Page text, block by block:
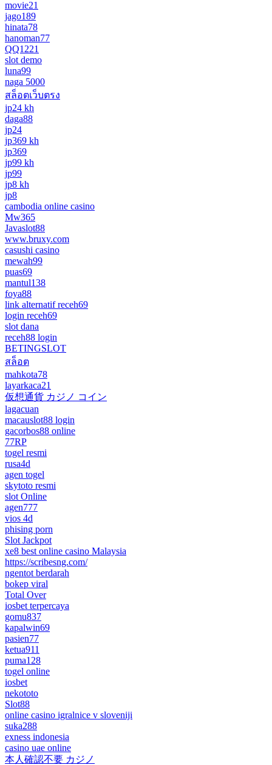
movie21
jago189
hinata78
hanoman77
QQ1221
slot demo
luna99
naga 5000
สล็อตเว็บตรง
jp24 kh
daga88
jp24
jp369 kh
jp369
jp99 kh
jp99
jp8 kh
jp8
cambodia online casino
Mw365
Javaslot88
www.bruxy.com
casushi casino
mewah99
puas69
mantul138
foya88
link alternatif receh69
login receh69
slot dana
receh88 login
BETINGSLOT
สล็อต
mahkota78
layarkaca21
仮想通貨 カジノ コイン
lagacuan
macauslot88 login
gacorbos88 online
77RP
togel resmi
rusa4d
agen togel
skytoto resmi
slot Online
agen777
vios 4d
phising porn
Slot Jackpot
xe8 best online casino Malaysia
https://scribesng.com/
ngentot berdarah
bokep viral
Total Over
iosbet terpercaya
gomu837
kapalwin69
pasien77
ketua911
puma128
togel online
iosbet
nekototo
Slot88
online casino igralnice v sloveniji
suka288
exness indonesia
casino uae online
本人確認不要 カジノ